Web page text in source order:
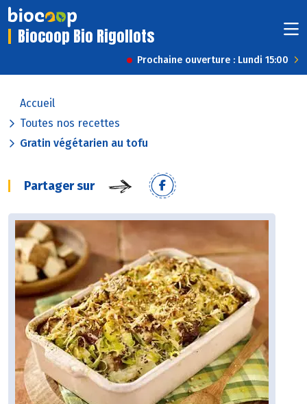
Biocoop Bio Rigollots
Prochaine ouverture : Lundi 15:00
Accueil
Toutes nos recettes
Gratin végétarien au tofu
Partager sur